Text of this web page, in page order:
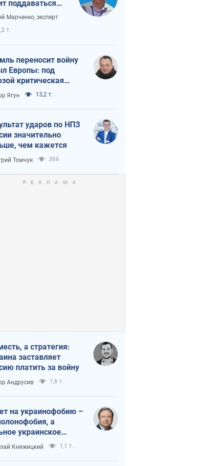
поддаваться
из-за
Марченко, эксперт
т.
переносит войну
Европы: под
критическая
Ягун 13,2 т.
ударов по НПЗ
значительно
чем кажется
Томчук 366
а стратегия:
заставляет
платить за войну
Андрусив 1,6 т.
на украинофобию –
а
украинское
Княжицкий 1,1 т.